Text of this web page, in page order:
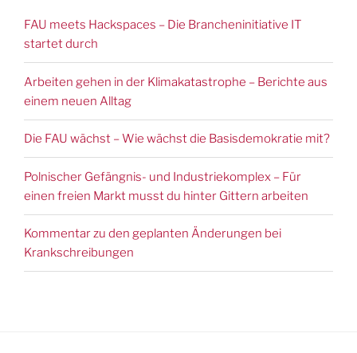
FAU meets Hackspaces – Die Brancheninitiative IT
startet durch
Arbeiten gehen in der Klimakatastrophe – Berichte aus
einem neuen Alltag
Die FAU wächst – Wie wächst die Basisdemokratie mit?
Polnischer Gefängnis- und Industriekomplex – Für
einen freien Markt musst du hinter Gittern arbeiten
Kommentar zu den geplanten Änderungen bei
Krankschreibungen